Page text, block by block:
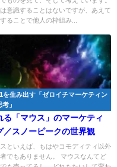
意識することはないですが、あえて
ることで他人の枠組み...
生み出す「ゼロイチマーケティン
考」
る「マウス」のマーケティ
／スノーピークの世界観
といえば、もはやコモディティ以外
でもありません。 マウスなんてど